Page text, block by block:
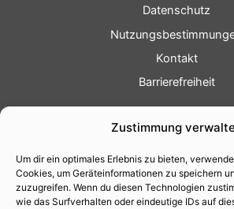
Zustimmung
Um dir ein optimales Erlebnis zu bieten,
Cookies, um Geräteinformationen zu speichern
zuzugreifen. Wenn du diesen Technologien
wie das Surfverhalten oder eindeutige IDs auf
Datenschutz
Kontakt
Barrierefreiheit
Fotoservice
Videoservice
Werbung